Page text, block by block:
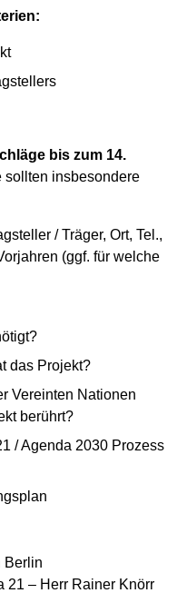
bis zum 14.
sollten insbesondere
/ Träger, Ort, Tel.,
(ggf. für welche
das Projekt?
Vereinten Nationen
berührt?
/ Agenda 2030 Prozess
Berlin
21 – Herr Rainer Knörr